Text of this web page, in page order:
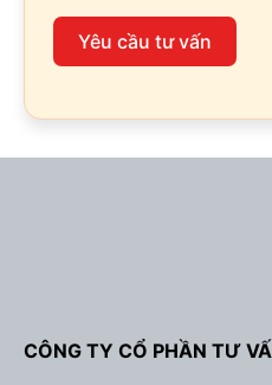
Yêu cầu tư vấn
CÔNG TY CỔ PHẦN TƯ